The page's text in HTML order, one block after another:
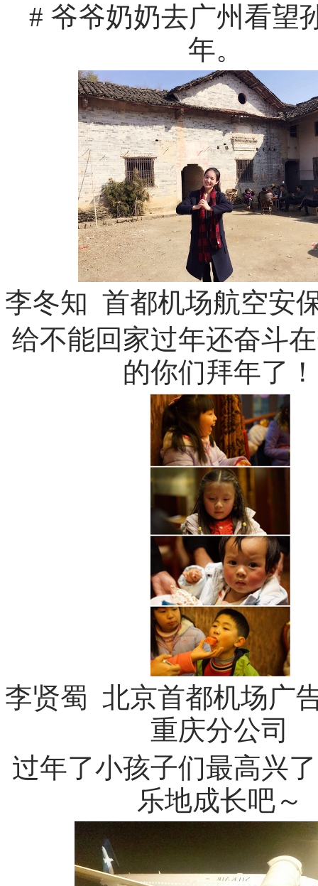
# 爷爷奶奶去广州看望
年。
李冬知 首都机场航空安
给不能回家过年还奋斗
的你们拜年了！
李贤蜀 北京首都机场广
重庆分公司
过年了小孩子们最高兴
乐地成长吧～